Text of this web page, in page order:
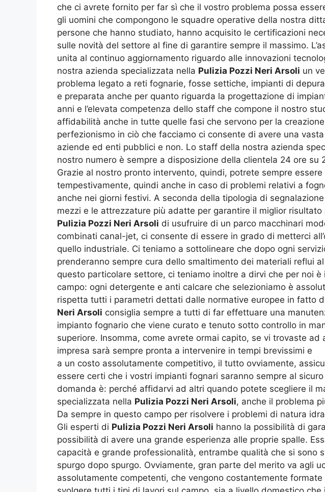
che ci avrete fornito per far sì che il vostro problema possa
gli uomini che compongono le squadre operative della nostra
persone che hanno studiato, hanno acquisito le certificazioni
sulle novità del settore al fine di garantire sempre il massimo.
unita al continuo aggiornamento riguardo alle innovazioni
nostra azienda specializzata nella Pulizia Pozzi Neri Arsoli un
problema legato a reti fognarie, fosse settiche, impianti di
e preparata anche per quanto riguarda la progettazione di
anni e l’elevata competenza dello staff che compone il nostro
affidabilità anche in tutte quelle fasi che servono per la
perfezionismo in ciò che facciamo ci consente di avere una
aziende ed enti pubblici e non. Lo staff della nostra azienda
nostro numero è sempre a disposizione della clientela 24 ore
Grazie al nostro pronto intervento, quindi, potrete sempre
tempestivamente, quindi anche in caso di problemi relativi a
anche nei giorni festivi. A seconda della tipologia di
mezzi e le attrezzature più adatte per garantire il miglior
Pulizia Pozzi Neri Arsoli di usufruire di un parco macchinari
combinati canal-jet, ci consente di essere in grado di metterci
quello industriale. Ci teniamo a sottolineare che dopo ogni
prenderanno sempre cura dello smaltimento dei materiali reflui
questo particolare settore, ci teniamo inoltre a dirvi che per noi
campo: ogni detergente e anti calcare che selezioniamo è
rispetta tutti i parametri dettati dalle normative europee in fatto
Neri Arsoli consiglia sempre a tutti di far effettuare una
impianto fognario che viene curato e tenuto sotto controllo in
superiore. Insomma, come avrete ormai capito, se vi trovaste
impresa sarà sempre pronta a intervenire in tempi brevissimi e
a un costo assolutamente competitivo, il tutto ovviamente,
essere certi che i vostri impianti fognari saranno sempre al
domanda è: perché affidarvi ad altri quando potete scegliere il
specializzata nella Pulizia Pozzi Neri Arsoli, anche il problema
Da sempre in questo campo per risolvere i problemi di natura
Gli esperti di Pulizia Pozzi Neri Arsoli hanno la possibilità di
possibilità di avere una grande esperienza alle proprie spalle.
capacità e grande professionalità, entrambe qualità che si sono
spurgo dopo spurgo. Ovviamente, gran parte del merito va agli
assolutamente competenti, che vengono costantemente